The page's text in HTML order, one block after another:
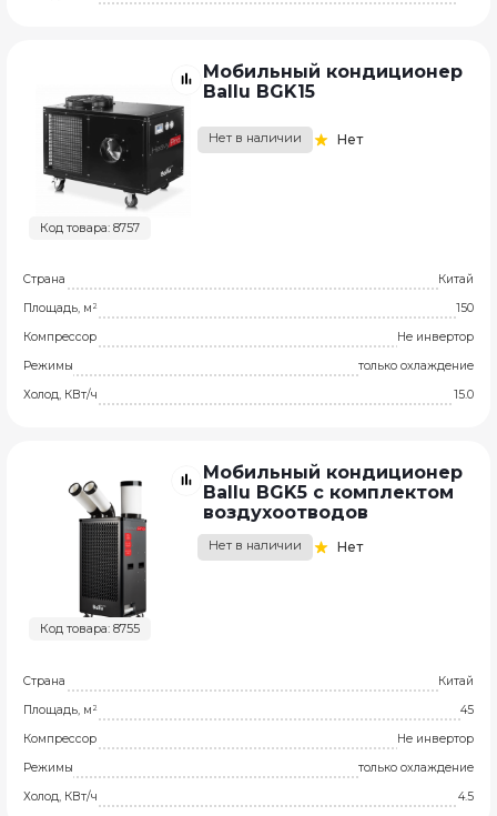
Код товара: 8757
Мобильный кондиционер
Ballu BGK15
Нет в наличии Нет
Страна
Китай
Площадь, м²
150
Компрессор
Не инвертор
Режимы
только охлаждение
Холод, КВт/ч
15.0
Код товара: 8755
Мобильный кондиционер
Ballu BGK5 с комплектом
воздухоотводов
Нет в наличии Нет
Страна
Китай
Площадь, м²
45
Компрессор
Не инвертор
Режимы
только охлаждение
Холод, КВт/ч
4.5